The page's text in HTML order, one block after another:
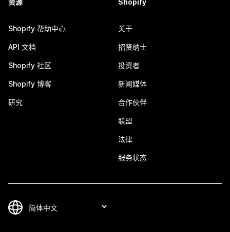
资源
Shopify 帮助中心
API 文档
Shopify 社区
Shopify 博客
研究
Shopify
关于
招贤纳士
投资者
新闻媒体
合作伙伴
联盟
法律
服务状态